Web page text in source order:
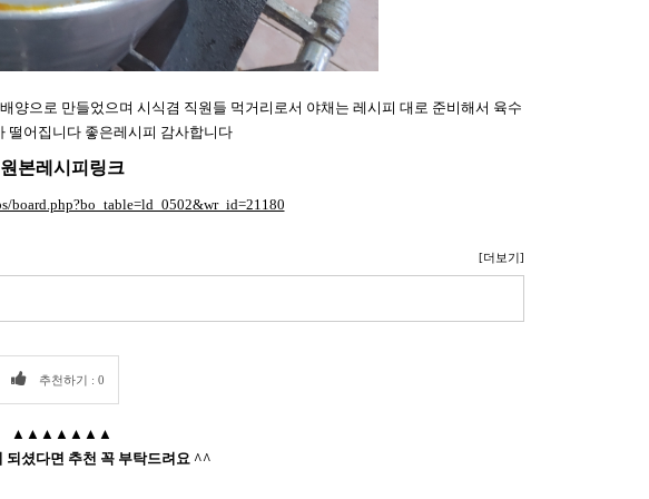
양으로 만들었으며 시식겸 직원들 먹거리로서 야채는 레시피 대로 준비해서 육수
떨어집니다 좋은레시피 감사합니다
원본레시피링크
board.php?bo_table=ld_0502&wr_id=21180
[더보기]
추천하기 : 0
▲▲▲▲▲▲▲
되셨다면 추천 꼭 부탁드려요 ^^